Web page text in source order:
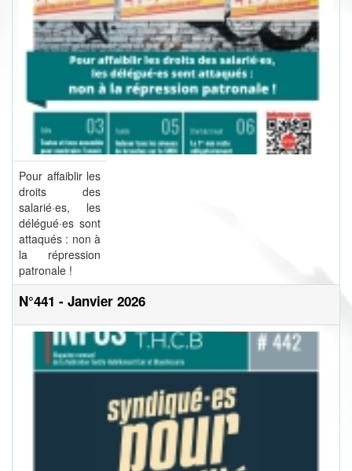
Pour affaiblir les
droits des
salarié·es, les
délégué·es sont
attaqués : non à
la répression
patronale !
N°441 - Janvier 2026